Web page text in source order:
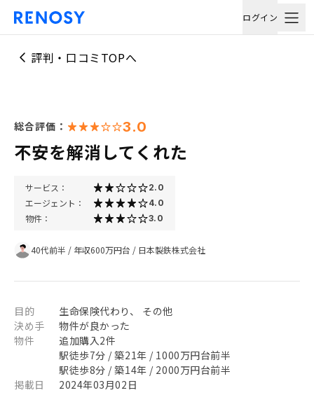
ログイン
評判・口コミTOPへ
総合評価： 3.0
不安を解消してくれた
サービス： 2.0
エージェント： 4.0
物件： 3.0
40代前半 / 年収600万円台 / 日本製鉄株式会社
目的
生命保険代わり、 その他
決め手
物件が良かった
物件
追加購入2件
駅徒歩7分 / 築21年 / 1000万円台前半
駅徒歩8分 / 築14年 / 2000万円台前半
掲載日
2024年03月02日